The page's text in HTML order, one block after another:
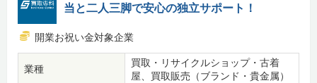
当と二人三脚で安心の独立サポート！
開業お祝い金対象企業
業種
買取・リサイクルショップ・古着
屋、買取販売（ブランド・貴金属）